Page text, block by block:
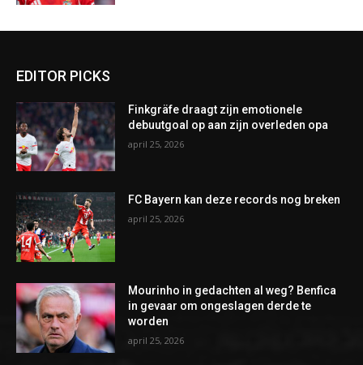
EDITOR PICKS
Finkgräfe draagt zijn emotionele
debuutgoal op aan zijn overleden opa
april 25, 2026
FC Bayern kan deze records nog breken
april 25, 2026
Mourinho in gedachten al weg? Benfica
in gevaar om ongeslagen derde te
worden
april 25, 2026